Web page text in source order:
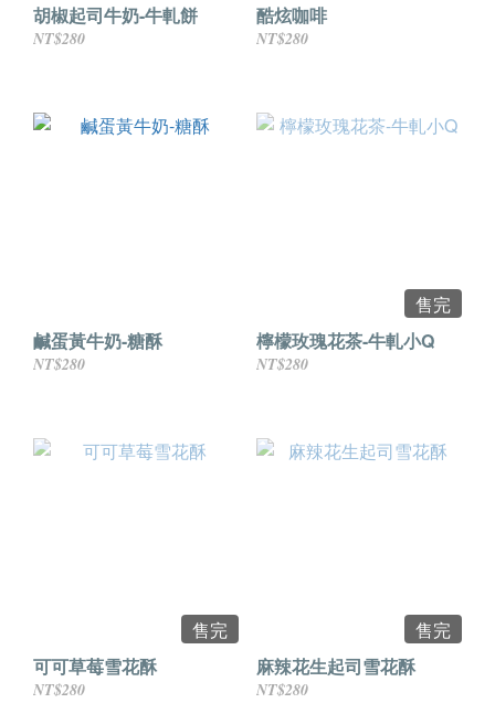
胡椒起司牛奶-牛軋餅
NT$280
酷炫咖啡
NT$280
鹹蛋黃牛奶-糖酥
NT$280
售完
檸檬玫瑰花茶-牛軋小Q
NT$280
售完
可可草莓雪花酥
NT$280
售完
麻辣花生起司雪花酥
NT$280